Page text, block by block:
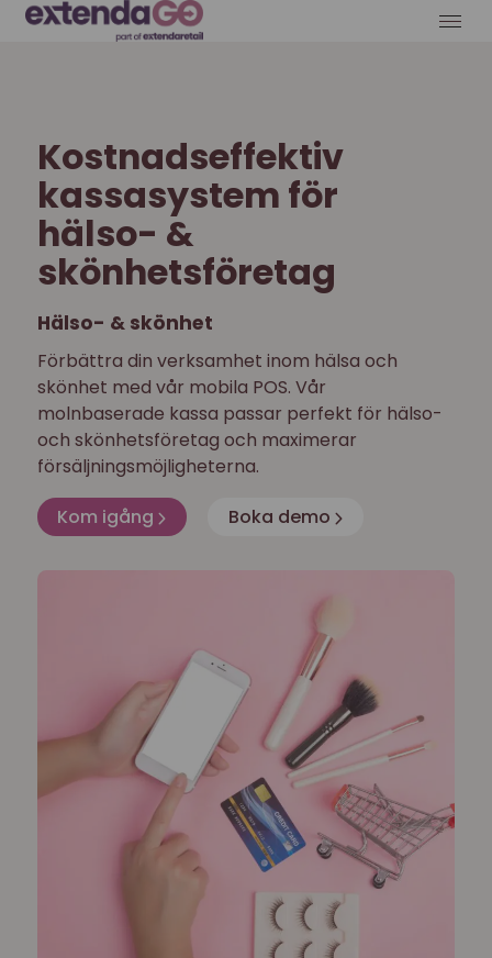
Kostnadseffektiv
kassasystem för
hälso- &
skönhetsföretag
Hälso- & skönhet
Förbättra din verksamhet inom hälsa och
skönhet med vår mobila POS. Vår
molnbaserade kassa passar perfekt för hälso-
och skönhetsföretag och maximerar
försäljningsmöjligheterna.
Kom igång
Boka demo